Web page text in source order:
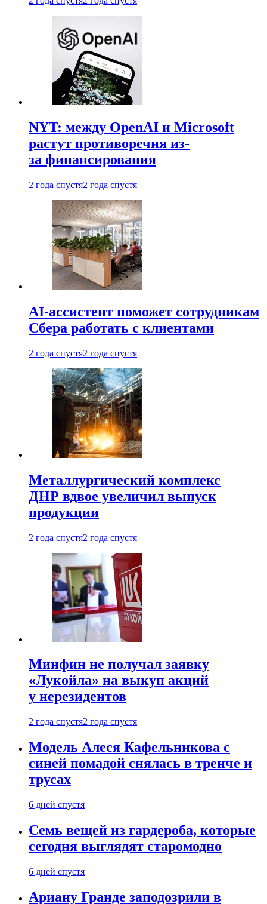
NYT: между OpenAI и Microsoft
растут противоречия из-
за финансирования
2 года спустя2 года спустя
AI-ассистент поможет сотрудникам
Сбера работать с клиентами
2 года спустя2 года спустя
Металлургический комплекс
ДНР вдвое увеличил выпуск
продукции
2 года спустя2 года спустя
Минфин не получал заявку
«Лукойла» на выкуп акций
у нерезидентов
2 года спустя2 года спустя
Модель Алеся Кафельникова с
синей помадой снялась в тренче и
трусах
6 дней спустя
Семь вещей из гардероба, которые
сегодня выглядят старомодно
6 дней спустя
Ариану Гранде заподозрили в